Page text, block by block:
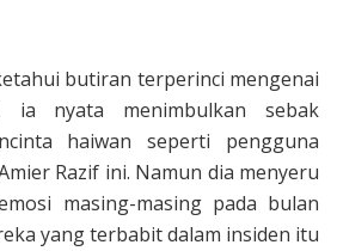
butiran terperinci mengenai
ia nyata menimbulkan sebak
haiwan seperti pengguna
Razif ini. Namun dia menyeru
masing-masing pada bulan
yang terbabit dalam insiden itu